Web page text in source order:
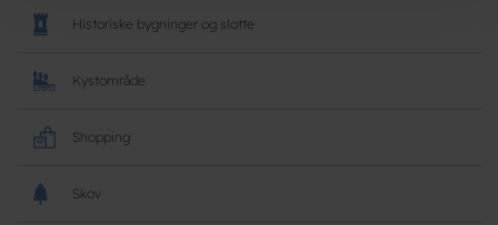
Historiske bygninger og slotte
Kystområde
Shopping
Skov